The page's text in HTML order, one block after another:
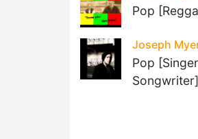
Pop
Joseph
Pop [Singer
Songwriter]